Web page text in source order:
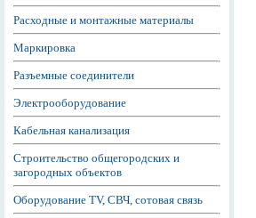
Расходные и монтажные материалы
Маркировка
Разъемные соединители
Электрооборудование
Кабельная канализация
Строительство общегородских и
загородных объектов
Оборудование TV, СВЧ, сотовая связь